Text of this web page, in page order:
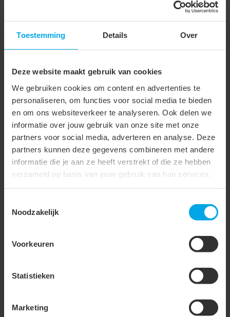
Toestemming Details Over
Deze website maakt gebruik van cookies
We gebruiken cookies om content en advertenties te
personaliseren, om functies voor social media te bieden
en om ons websiteverkeer te analyseren. Ook delen we
informatie over jouw gebruik van onze site met onze
partners voor social media, adverteren en analyse. Deze
partners kunnen deze gegevens combineren met andere
informatie die je aan ze heeft verstrekt of die ze hebben
verzameld op basis van jouw gebruik van hun services.
Noodzakelijk
Voorkeuren
Statistieken
Marketing
Geschikt voor
buitengebruik
Hoogte
18 mm
Arbeidsfactor
0.65
Max. inschakelstroom
13 A
Omgevingstemperatuur
-20 - 50 °C
Behuizing kleur
Wit
Aantal XPG LED van 2.1W
ingangsspanning